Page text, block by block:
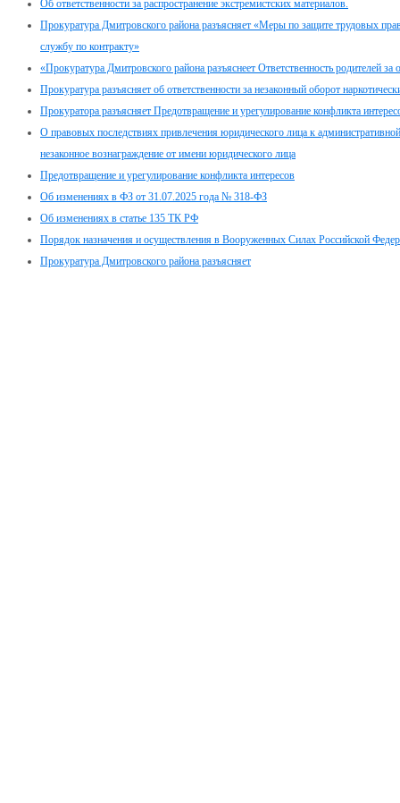
Об ответственности за распространение экстремистских материалов.
Прокуратура Дмитровского района разъясняет «Меры по защите трудовых
службу по контракту»
«Прокуратура Дмитровского района разъяснеет Ответственность родителей за
Прокуратура разъясняет об ответственности за незаконный оборот
Прокуратора разъясняет Предотвращение и урегулирование конфликта
О правовых последствиях привлечения юридического лица к
незаконное вознаграждение от имени юридического лица
Предотвращение и урегулирование конфликта интересов
Об изменениях в ФЗ от 31.07.2025 года № 318-ФЗ
Об изменениях в статье 135 ТК РФ
Порядок назначения и осуществления в Вооруженных Силах Российской
Прокуратура Дмитровского района разъясняет